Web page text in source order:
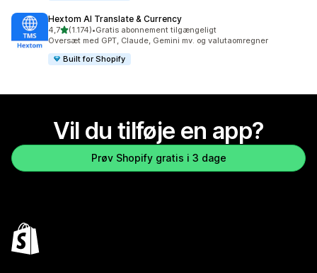
Hextom AI Translate & Currency
4,7ud af 5 stjerner
(1.174)
1174 anmeldelser i alt
•Gratis abonnement tilgængeligt
Oversæt med GPT, Claude, Gemini mv. og valutaomregner
Built for Shopify
Vil du tilføje en app?
Prøv Shopify gratis i 3 dage